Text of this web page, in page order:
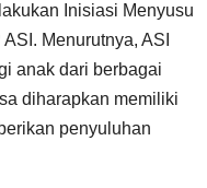
Inisiasi Menyusu
Menurutnya, ASI
anak dari berbagai
diharapkan memiliki
penyuluhan